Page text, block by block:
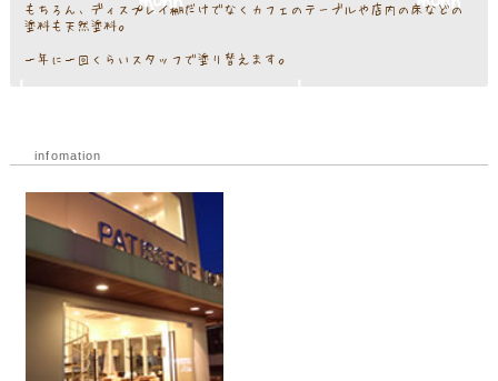
もちろん、ディスプレイ棚だけでなくカフェのテーブルや店内の床などの
塗料も天然塗料。
一年に一回くらいスタッフで塗り替えます。
infomation